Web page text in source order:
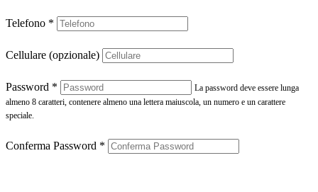
Telefono *
Cellulare (opzionale)
Password *
La password deve essere lunga
almeno 8 caratteri, contenere almeno una lettera maiuscola, un numero e un carattere
speciale.
Conferma Password *